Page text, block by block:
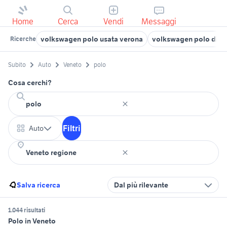
Home Cerca Vendi Messaggi
Ricerche volkswagen polo usata verona volkswagen polo
Subito Auto Veneto polo
Cosa cerchi?
Auto Filtri
Salva ricerca Dal più rilevante
1.044 risultati
Polo in Veneto